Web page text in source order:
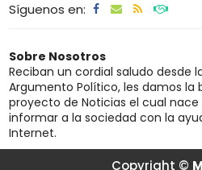
Síguenos en:
Sobre Nosotros
Reciban un cordial saludo desde
Argumento Político, les damos la
proyecto de Noticias el cual
informar a la sociedad con la
Internet.
Copyright ©